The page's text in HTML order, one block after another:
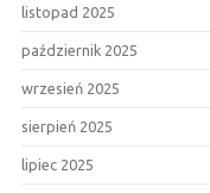
listopad 2025
październik 2025
wrzesień 2025
sierpień 2025
lipiec 2025